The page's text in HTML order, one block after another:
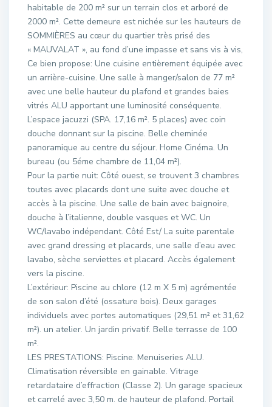
habitable de 200 m² sur un terrain clos et arboré de
2000 m². Cette demeure est nichée sur les hauteurs de
SOMMIÈRES au cœur du quartier très prisé des
« MAUVALAT », au fond d’une impasse et sans vis à vis,
Ce bien propose: Une cuisine entièrement équipée avec
un arrière-cuisine. Une salle à manger/salon de 77 m²
avec une belle hauteur du plafond et grandes baies
vitrés ALU apportant une luminosité conséquente.
L’espace jacuzzi (SPA. 17,16 m². 5 places) avec coin
douche donnant sur la piscine. Belle cheminée
panoramique au centre du séjour. Home Cinéma. Un
bureau (ou 5éme chambre de 11,04 m²).
Pour la partie nuit: Côté ouest, se trouvent 3 chambres
toutes avec placards dont une suite avec douche et
accès à la piscine. Une salle de bain avec baignoire,
douche à l’italienne, double vasques et WC. Un
WC/lavabo indépendant. Côté Est/ La suite parentale
avec grand dressing et placards, une salle d’eau avec
lavabo, sèche serviettes et placard. Accès également
vers la piscine.
L’extérieur: Piscine au chlore (12 m X 5 m) agrémentée
de son salon d’été (ossature bois). Deux garages
individuels avec portes automatiques (29,51 m² et 31,62
m²). un atelier. Un jardin privatif. Belle terrasse de 100
m².
LES PRESTATIONS: Piscine. Menuiseries ALU.
Climatisation réversible en gainable. Vitrage
retardataire d’effraction (Classe 2). Un garage spacieux
et carrelé avec 3,50 m. de hauteur de plafond. Portail